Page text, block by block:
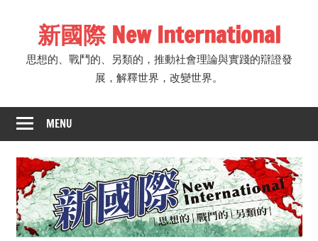
新國際 New International
思想的、戰鬥的、另類的，推動社會理論與實踐的辯證發
展，解釋世界，改變世界。
MENU